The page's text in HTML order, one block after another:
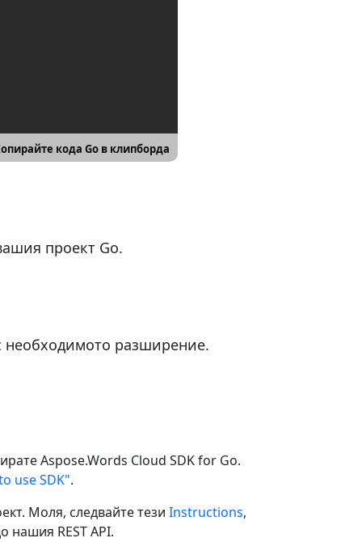
кода Go в клипборда
проект Go.
необходимото разширение.
Aspose.Words Cloud SDK for Go.
use SDK".
Моля, следвайте тези Instructions,
нашия REST API.